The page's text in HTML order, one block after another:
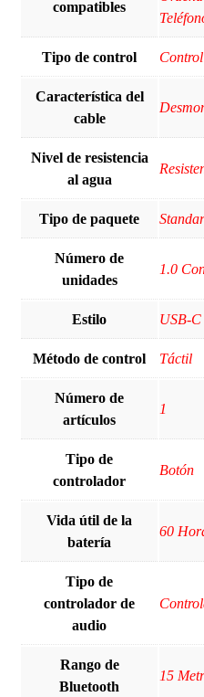
compatibles
Tipo de control
Característica del
cable
Nivel de resistencia
al agua
Tipo de paquete
Número de
unidades
1.0
Estilo USB-C
Método de control Táctil
Número de
artículos
‎1
Tipo de
controlador
Botón
Vida útil de la
batería
60
Tipo de
controlador de
audio
Rango de
Bluetooth
15